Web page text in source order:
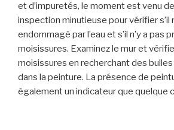
et d’impuretés, le moment est venu
inspection minutieuse pour vérifier s’il
endommagé par l’eau et s’il n’y a pas
moisissures. Examinez le mur et
moisissures en recherchant des
dans la peinture. La présence de
également un indicateur que quelque